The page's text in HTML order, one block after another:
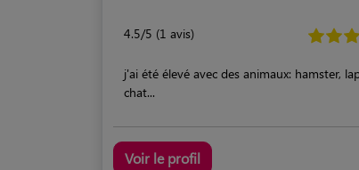
4.5/5 (1 avis)
j'ai été élevé avec des animaux: hamster,
chat...
Voir le profil